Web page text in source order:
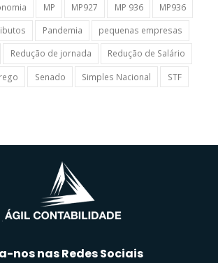
MP MP927 MP 936
MP936
Pandemia
pequenas empresas
Redução de jornada
Redução de Salário
Senado Simples Nacional STF
nos nas Redes Sociais